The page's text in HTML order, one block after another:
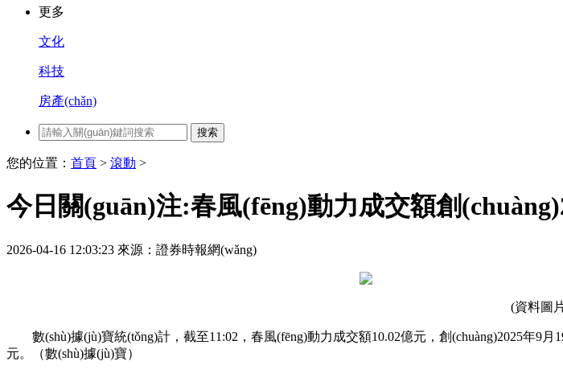
更多
文化
科技
房產(chǎn)
搜索
您的位置： 首頁 > 滾動 >
今日關(guān)注:春風(fēng)動力成交額創
2026-04-16 12:03:23 來源：證券時報網(wǎng)
(資料圖
數(shù)據(jù)寶統(tǒng)計，截至11:02，春風(fēng)動力成交額10.02億元，創(chuàng)2025年9
元。（數(shù)據(jù)寶）